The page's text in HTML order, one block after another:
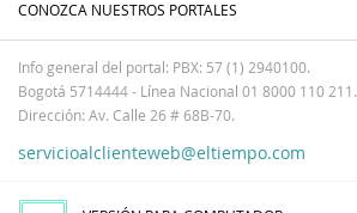
CONOZCA NUESTROS PORTALES
Info general del portal: PBX: 57 (1) 2940100.
Bogotá 5714444 - Línea Nacional 01 8000 110 211.
Dirección: Av. Calle 26 # 68B-70.
servicioalclienteweb@eltiempo.com